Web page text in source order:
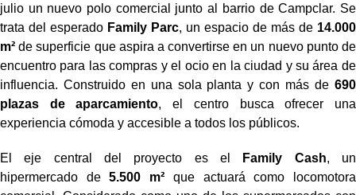
julio un nuevo polo comercial junto al barrio de Campclar. Se
trata del esperado Family Parc, un espacio de más de14.000
m² de superficie que aspira a convertirse en un nuevo punto de
encuentro para las compras y el ocio en la ciudad y su área de
influencia. Construido en una sola planta y con más de 690
plazas de aparcamiento, el centro busca ofrecer una
experiencia cómoda y accesible a todos los públicos.
El eje central del proyecto es el Family Cash, un
hipermercado de5.500 m² que actuará como locomotora